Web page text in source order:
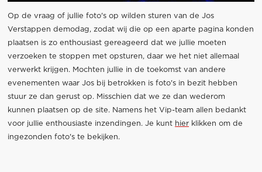
Op de vraag of jullie foto's op wilden sturen van de Jos
Verstappen demodag, zodat wij die op een aparte pagina konden
plaatsen is zo enthousiast gereageerd dat we jullie moeten
verzoeken te stoppen met opsturen, daar we het niet allemaal
verwerkt krijgen. Mochten jullie in de toekomst van andere
evenementen waar Jos bij betrokken is foto's in bezit hebben
stuur ze dan gerust op. Misschien dat we ze dan wederom
kunnen plaatsen op de site. Namens het Vip-team allen bedankt
voor jullie enthousiaste inzendingen. Je kunt hierklikken om de
ingezonden foto's te bekijken.